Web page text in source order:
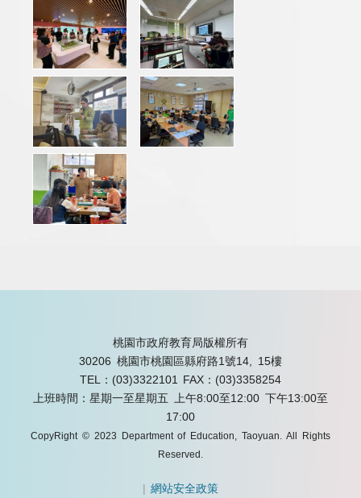
桃園市政府教育局版權所有
30206 桃園市桃園區縣府路1號14, 15樓
TEL：(03)3322101 FAX：(03)3358254
上班時間：星期一至星期五 上午8:00至12:00 下午13:00至
17:00
CopyRight © 2023 Department of Education, Taoyuan. All Rights
Reserved.
|網站安全政策